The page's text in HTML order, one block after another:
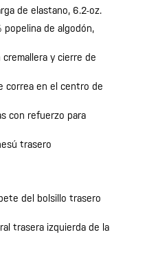
de elastano, 6.2-oz.
de algodón,
y cierre de
correa en el centro de
con refuerzo para
trasero
del bolsillo trasero
trasera izquierda de la